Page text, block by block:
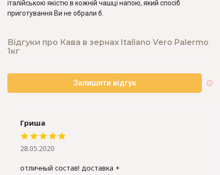
італійською якістю в кожній чашці напою, який спосіб
приготування Ви не обрали б.
Відгуки про Кава в зернах Italiano Vero Palermo
1кг
Залишити відгук
Гриша
отличный состав! доставка +
28.05.2020